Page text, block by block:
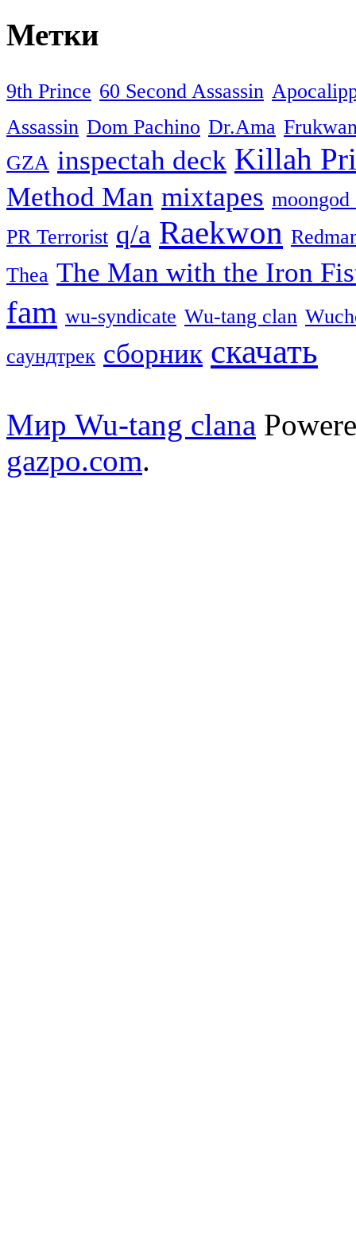
Метки
9th Prince 60 Second Assassin
Assassin Dom Pachino Dr.Ama
GZA inspectah deck Killah
Method Man mixtapes moongod
PR Terrorist q/a Raekwon
Thea The Man with the Iron
fam wu-syndicate Wu-tang clan
саундтрек сборник скачать
Мир Wu-tang clana
gazpo.com.